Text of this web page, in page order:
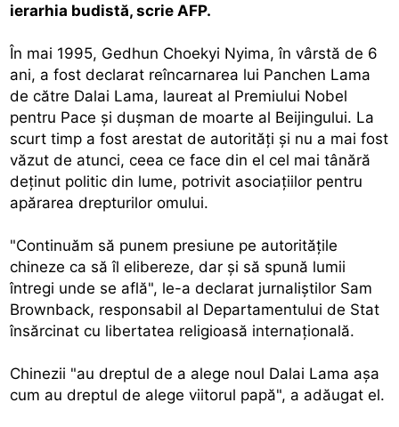
ierarhia budistă, scrie AFP.
În mai 1995, Gedhun Choekyi Nyima, în vârstă de 6
ani, a fost declarat reîncarnarea lui Panchen Lama
de către Dalai Lama, laureat al Premiului Nobel
pentru Pace şi duşman de moarte al Beijingului. La
scurt timp a fost arestat de autorităţi şi nu a mai fost
văzut de atunci, ceea ce face din el cel mai tânără
deţinut politic din lume, potrivit asociaţiilor pentru
apărarea drepturilor omului.
"Continuăm să punem presiune pe autorităţile
chineze ca să îl elibereze, dar şi să spună lumii
întregi unde se află", le-a declarat jurnaliştilor Sam
Brownback, responsabil al Departamentului de Stat
însărcinat cu libertatea religioasă internaţională.
Chinezii "au dreptul de a alege noul Dalai Lama aşa
cum au dreptul de alege viitorul papă", a adăugat el.